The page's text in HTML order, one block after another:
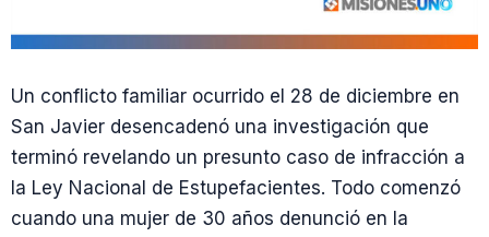
Un conflicto familiar ocurrido el 28 de diciembre en
San Javier desencadenó una investigación que
terminó revelando un presunto caso de infracción a
la Ley Nacional de Estupefacientes. Todo comenzó
cuando una mujer de 30 años denunció en la